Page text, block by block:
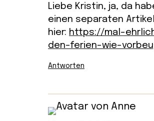
Liebe Kristin, ja, da
einen separaten
hier: https://mal-
den-ferien-wie-
Antworten